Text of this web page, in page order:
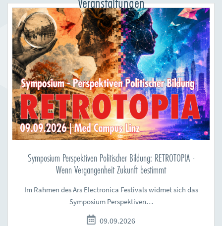
Symposium Perspektiven Politischer Bildung: RETROTOPIA -
Wenn Vergangenheit Zukunft bestimmt
Im Rahmen des Ars Electronica Festivals widmet sich das
Symposium Perspektiven…
09.09.2026